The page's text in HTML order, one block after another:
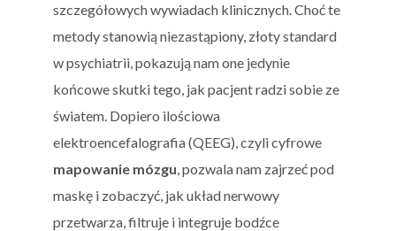
szczegółowych wywiadach klinicznych. Choć te
metody stanowią niezastąpiony, złoty standard
w psychiatrii, pokazują nam one jedynie
końcowe skutki tego, jak pacjent radzi sobie ze
światem. Dopiero ilościowa
elektroencefalografia (QEEG), czyli cyfrowe
mapowanie mózgu, pozwala nam zajrzeć pod
maskę i zobaczyć, jak układ nerwowy
przetwarza, filtruje i integruje bodźce